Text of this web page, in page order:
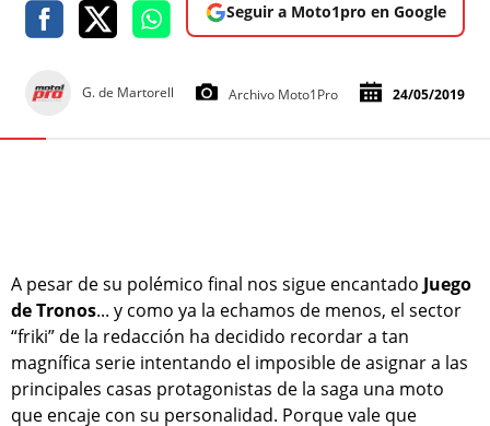
Seguir a Moto1pro en Google
G. de Martorell Archivo Moto1Pro 24/05/2019
A pesar de su polémico final nos sigue encantado Juego
de Tronos... y como ya la echamos de menos, el sector
“friki” de la redacción ha decidido recordar a tan
magnífica serie intentando el imposible de asignar a las
principales casas protagonistas de la saga una moto
que encaje con su personalidad. Porque vale que